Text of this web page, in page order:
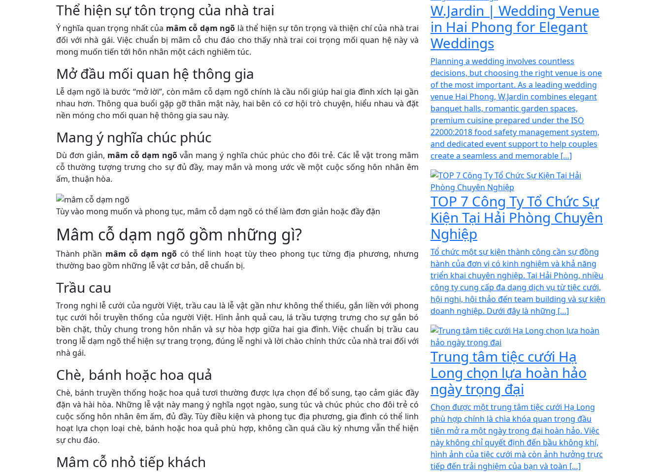
Thể hiện sự tôn trọng của nhà trai
Ý nghĩa quan trọng nhất của mâm cỗ dạm ngõ là thể hiện sự tôn trọng và thiện chí của nhà trai
đối với nhà gái. Việc chuẩn bị mâm cỗ chu đáo cho thấy nhà trai coi trọng mối quan hệ này và
mong muốn tiến tới hôn nhân một cách nghiêm túc.
Mở đầu mối quan hệ thông gia
Lễ dạm ngõ là bước “mở lời”, còn mâm cỗ dạm ngõ chính là cầu nối giúp hai gia đình xích lại gần
nhau hơn. Thông qua buổi gặp gỡ thân mật này, hai bên có cơ hội trò chuyện, hiểu nhau và đặt
nền móng cho mối quan hệ thông gia sau này.
Mang ý nghĩa chúc phúc
Dù đơn giản, mâm cỗ dạm ngõ vẫn mang ý nghĩa chúc phúc cho đôi trẻ. Các lễ vật trong mâm
cỗ thường tượng trưng cho sự đủ đầy, may mắn và mong ước về một cuộc sống hôn nhân êm
ấm, thuận hòa.
Tùy vào mong muốn và phong tục, mâm cỗ dạm ngõ có thể làm đơn giản hoặc đầy đặn
Mâm cỗ dạm ngõ gồm những gì?
Thành phần mâm cỗ dạm ngõ có thể linh hoạt tùy theo phong tục từng địa phương, nhưng
thường bao gồm những lễ vật cơ bản, dễ chuẩn bị.
Trầu cau
Trong nghi lễ cưới của người Việt, trầu cau là lễ vật gần như không thể thiếu, gắn liền với phong
tục cưới hỏi truyền thống của người Việt. Hình ảnh quả cau, lá trầu tượng trưng cho sự gắn bó
bền chặt, thủy chung trong hôn nhân và sự hòa hợp giữa hai gia đình. Việc chuẩn bị trầu cau
trong lễ dạm ngõ thể hiện sự trang trọng, đúng lễ nghi và lời chào chính thức của nhà trai đối với
nhà gái.
Chè, bánh hoặc hoa quả
Chè, bánh truyền thống hoặc hoa quả tươi thường được lựa chọn để bổ sung, tạo cảm giác đầy
đặn và hài hòa. Những lễ vật này mang ý nghĩa ngọt ngào, sung túc và chúc phúc cho đôi trẻ có
cuộc sống hôn nhân êm ấm, đủ đầy. Tùy điều kiện và phong tục địa phương, gia đình có thể linh
hoạt lựa chọn loại chè, bánh hoặc hoa quả phù hợp, không cần quá cầu kỳ nhưng vẫn thể hiện
sự chu đáo.
Mâm cỗ nhỏ tiếp khách
W.Jardin | Wedding Venue
in Hai Phong for Elegant
Weddings
Planning a wedding involves countless
decisions, but choosing the right venue is one
of the most important. As a leading wedding
venue Hai Phong, W.Jardin combines elegant
banquet halls, romantic garden spaces,
premium cuisine prepared under the ISO
22000:2018 food safety management system,
and dedicated event support to help couples
create a seamless and memorable […]
TOP 7 Công Ty Tổ Chức Sự
Kiện Tại Hải Phòng Chuyên
Nghiệp
Tổ chức một sự kiện thành công cần sự đồng
hành của đơn vị có kinh nghiệm và khả năng
triển khai chuyên nghiệp. Tại Hải Phòng, nhiều
công ty cung cấp đa dạng dịch vụ từ tiệc cưới,
hội nghị, hội thảo đến team building và sự kiện
doanh nghiệp. Dưới đây là những […]
Trung tâm tiệc cưới Hạ
Long chọn lựa hoàn hảo
ngày trọng đại
Chọn được một trung tâm tiệc cưới Hạ Long
phù hợp chính là chìa khóa quan trọng đầu
tiên mở ra một ngày trọng đại hoàn hảo. Việc
này không chỉ quyết định đến bầu không khí,
hình ảnh của tiệc cưới mà còn ảnh hưởng trực
tiếp đến trải nghiệm của bạn và toàn […]